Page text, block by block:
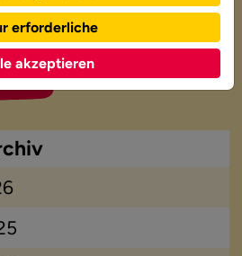
für
2026
erforderliche
akzeptieren